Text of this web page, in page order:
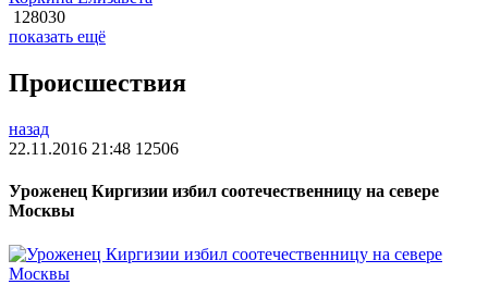
128030
показать ещё
Происшествия
назад
22.11.2016 21:48 12506
Уроженец Киргизии избил соотечественницу на севере
Москвы